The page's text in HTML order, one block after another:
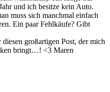
und ich besitze kein Auto.
muss sich manchmal einfach
Ein paar Fehlkäufe? Gibt
großartigen Post, der mich
bringt…! <3 Maren